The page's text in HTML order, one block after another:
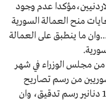
عدم وجود
منح العمالة السورية
ما ينطبق على العمالة
مجلس الوزراء في شهر
من رسم تصاريح
العمل ويستوفي منهم مبلغ 10 دنانير رسم تدقيق، وان